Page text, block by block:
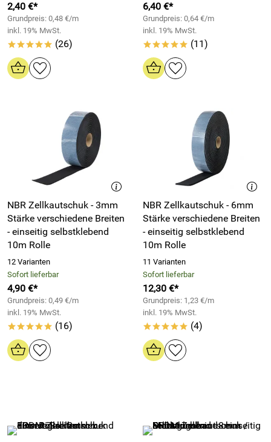
2,40 €*
Grundpreis: 0,48 €/m
inkl. 19% MwSt.
***** (26)
6,40 €*
Grundpreis: 0,64 €/m
inkl. 19% MwSt.
***** (11)
NBR Zellkautschuk - 3mm
Stärke verschiedene Breiten
- einseitig selbstklebend
10m Rolle
12 Varianten
Sofort lieferbar
4,90 €*
Grundpreis: 0,49 €/m
inkl. 19% MwSt.
***** (16)
NBR Zellkautschuk - 6mm
Stärke verschiedene Breiten
- einseitig selbstklebend
10m Rolle
11 Varianten
Sofort lieferbar
12,30 €*
Grundpreis: 1,23 €/m
inkl. 19% MwSt.
***** (4)